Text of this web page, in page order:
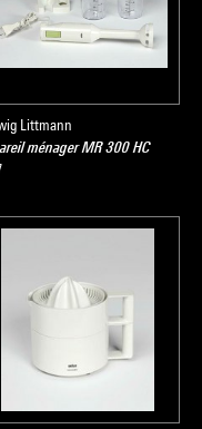
Littmann
ménager MR 300 HC